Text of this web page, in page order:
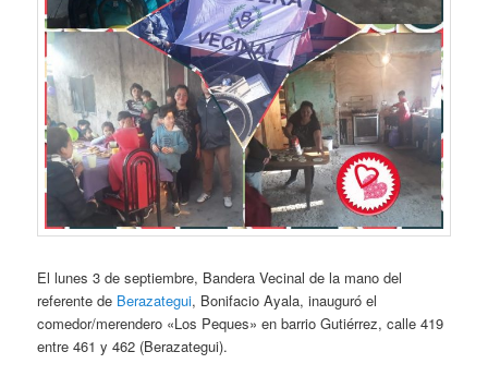
El lunes 3 de septiembre, Bandera Vecinal de la mano del
referente de Berazategui, Bonifacio Ayala, inauguró el
comedor/merendero «Los Peques» en barrio Gutiérrez, calle 419
entre 461 y 462 (Berazategui).